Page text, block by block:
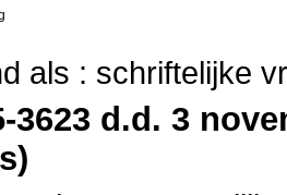
als : schriftelijke
3623 d.d. 3